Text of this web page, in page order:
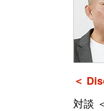
＜
対談